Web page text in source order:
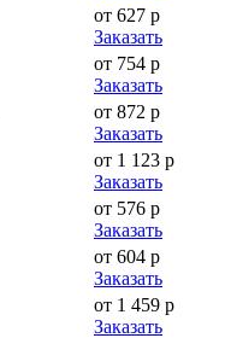
от 627 р
Заказать
от 754 р
Заказать
от 872 р
Заказать
от 1 123 р
Заказать
от 576 р
Заказать
от 604 р
Заказать
от 1 459 р
Заказать